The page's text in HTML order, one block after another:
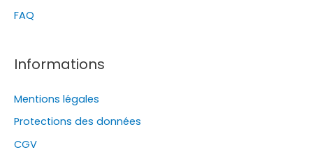
FAQ
Informations
Mentions légales
Protections des données
CGV